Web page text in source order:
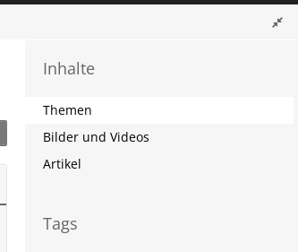
Inhalte
Themen
Bilder und Videos
Artikel
Tags